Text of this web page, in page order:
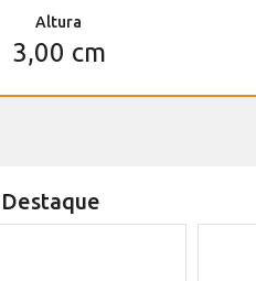
Altura
3,00 cm